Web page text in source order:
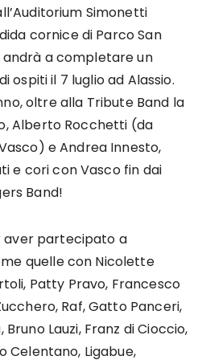
Simonetti
cornice di Parco San
andrà a completare un
ospiti il 7 luglio ad Alassio.
oltre alla Tribute Band la
Alberto Rocchetti (da
e Andrea Innesto,
e cori con Vasco fin dai
Band!
aver partecipato a
quelle con Nicolette
Patty Pravo, Francesco
Raf, Gatto Panceri,
Lauzi, Franz di Cioccio,
Celentano, Ligabue,